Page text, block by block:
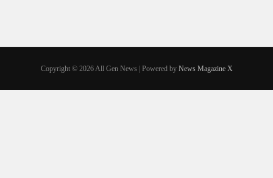
Copyright © 2026 All Gen News | Powered by News Magazine X